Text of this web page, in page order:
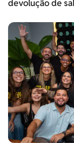
devolução de